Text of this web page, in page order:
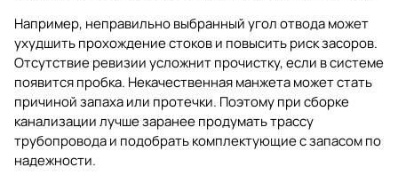
Например, неправильно выбранный угол отвода может
ухудшить прохождение стоков и повысить риск засоров.
Отсутствие ревизии усложнит прочистку, если в системе
появится пробка. Некачественная манжета может стать
причиной запаха или протечки. Поэтому при сборке
канализации лучше заранее продумать трассу
трубопровода и подобрать комплектующие с запасом по
надежности.